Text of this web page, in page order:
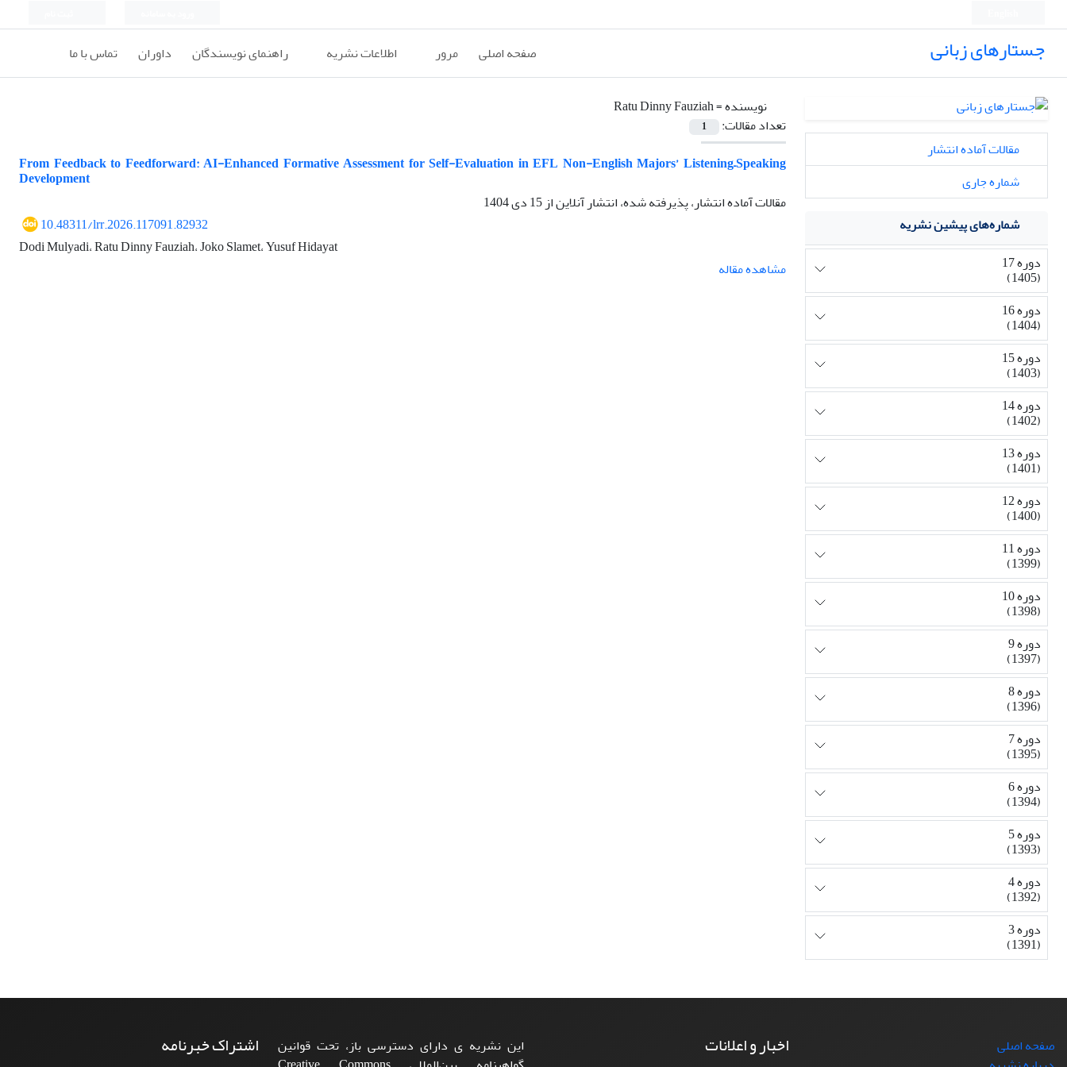
جستارهای زبانی صفحه اصلی مرور اطلاعات نشریه راهنمای نویسندگان داوران تماس با ما
نویسنده =Ratu Dinny Fauziah
تعداد مقالات:
1
From Feedback to Feedforward: AI-Enhanced Formative Assessment for Self-Evaluation in EFL Non-English Majors’ Listening–Speaking
Development
مقالات آماده انتشار، پذیرفته شده، انتشار آنلاین از15 دی 1404
10.48311/lrr.2026.117091.82932
Dodi Mulyadi، Ratu Dinny Fauziah، Joko Slamet، Yusuf Hidayat
مشاهده مقاله
مقالات آماده انتشار
شماره جاری
شماره‌های پیشین نشریه
دوره 17
(1405)
دوره 16
(1404)
دوره 15
(1403)
دوره 14
(1402)
دوره 13
(1401)
دوره 12
(1400)
دوره 11
(1399)
دوره 10
(1398)
دوره 9
(1397)
دوره 8
(1396)
دوره 7
(1395)
دوره 6
(1394)
دوره 5
(1393)
دوره 4
(1392)
دوره 3
(1391)
صفحه اصلی
اخبار و اعلانات
این نشریه ی دارای دسترسی باز، تحت قوانین
اشتراک خبرنامه